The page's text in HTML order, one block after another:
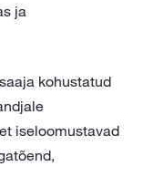
ja
kohustatud
iseloomustavad